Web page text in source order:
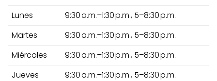
Lunes
9:30 a.m.–1:30 p.m., 5–8:30 p.m.
Martes
9:30 a.m.–1:30 p.m., 5–8:30 p.m.
Miércoles
9:30 a.m.–1:30 p.m., 5–8:30 p.m.
Jueves
9:30 a.m.–1:30 p.m., 5–8:30 p.m.